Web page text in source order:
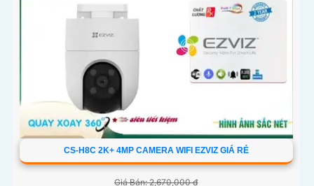
CS-H8C 2K+ 4MP CAMERA WIFI EZVIZ GIÁ RẺ
Giá Bán: 2,670,000 ₫